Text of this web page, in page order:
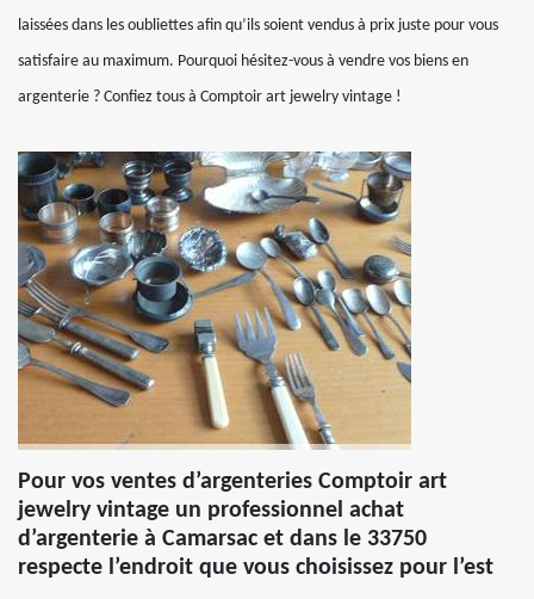
laissées dans les oubliettes afin qu’ils soient vendus à prix juste pour vous
satisfaire au maximum. Pourquoi hésitez-vous à vendre vos biens en
argenterie ? Confiez tous à Comptoir art jewelry vintage !
Pour vos ventes d’argenteries Comptoir art
jewelry vintage un professionnel achat
d’argenterie à Camarsac et dans le 33750
respecte l’endroit que vous choisissez pour l’est